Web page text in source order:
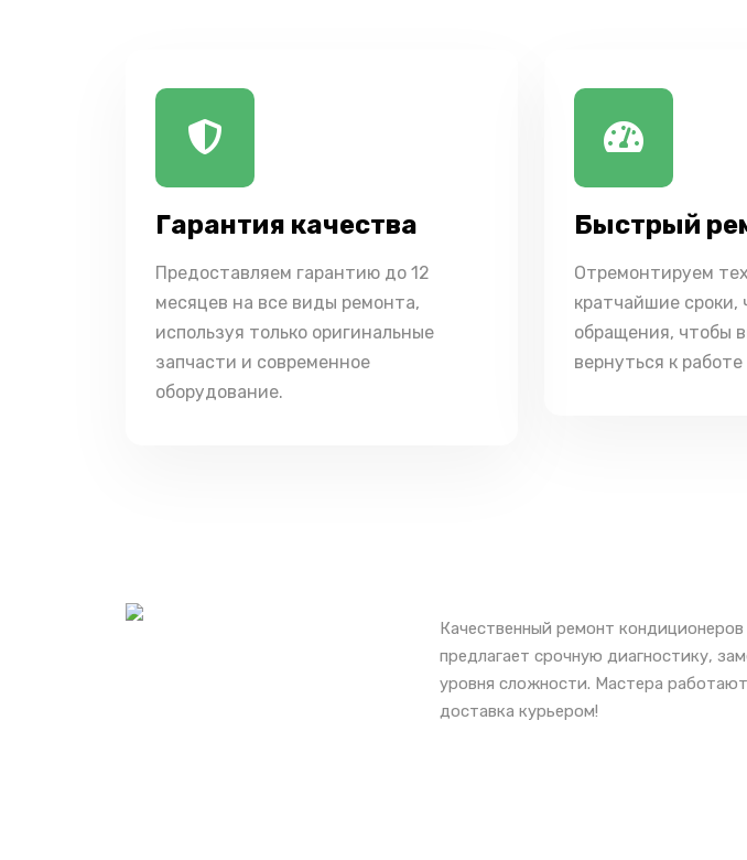
Гарантия качества
Предоставляем гарантию до 12
месяцев на все виды ремонта,
используя только оригинальные
запчасти и современное
оборудование.
Быстрый
Отремонтируем
кратчайшие сроки,
обращения, чтобы
вернуться к
Качественный ремонт
предлагает срочную диагностику,
уровня сложности. Мастера
доставка курьером!